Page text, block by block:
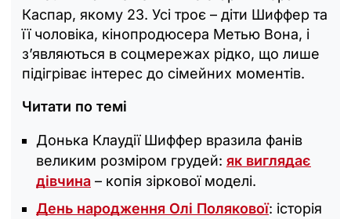
Каспар, якому 23. Усі троє – діти Шиффер та
її чоловіка, кінопродюсера Метью Вона, і
з’являються в соцмережах рідко, що лише
підігріває інтерес до сімейних моментів.
Читати по темі
Донька Клаудії Шиффер вразила фанів
великим розміром грудей: як виглядає
дівчина – копія зіркової моделі.
День народження Олі Полякової: історія